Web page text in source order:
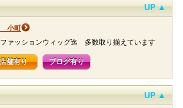
UP ▲
小町
ァッションウィッグ迄 多数取り揃えています
舗有り ブログ有り
UP ▲